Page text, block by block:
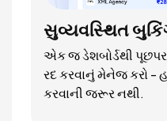
સુવ્યવસ્થિત
એક જ ડેશબોર્ડથી
રદ કરવાનું મેનેજ કરો -
કરવાની જરૂર નથી.